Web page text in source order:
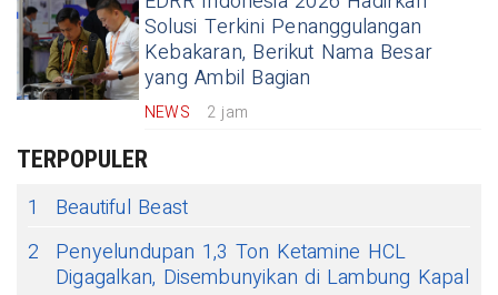
Solusi Terkini Penanggulangan
Kebakaran, Berikut Nama Besar
yang Ambil Bagian
NEWS 2 jam
TERPOPULER
1
Beautiful Beast
2
Penyelundupan 1,3 Ton Ketamine HCL
Digagalkan, Disembunyikan di Lambung Kapal